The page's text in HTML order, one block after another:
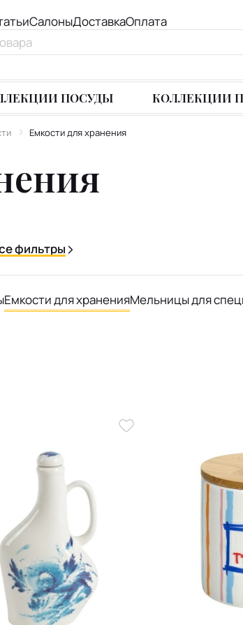
СалоныДоставкаОплата
ПОСУДЫ КОЛЛЕКЦИИ
Емкости для хранения
фильтры
Емкости для храненияМельницы для